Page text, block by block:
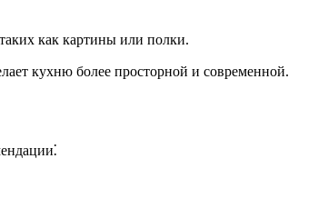
как картины или полки.
кухню более просторной и современной.